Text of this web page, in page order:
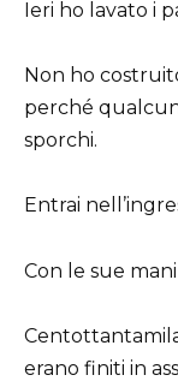
Ieri ho lavato i
Non ho
perché
sporchi.
Entrai
Con le sue
erano finiti in